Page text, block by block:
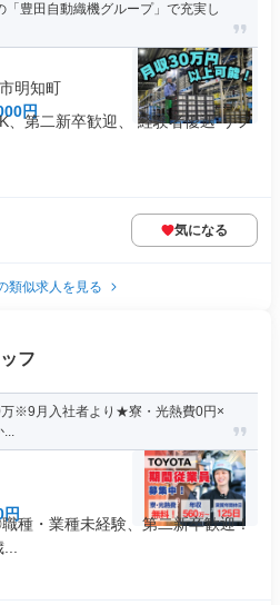
「豊田自動織機グループ」で充実し
明知町
円
、第二新卒歓迎、 経験者優遇 リフ
気になる
類似求人を見る
フ
※9月入社者より★寮・光熱費0円×
...
種・業種未経験、第二新卒歓迎！